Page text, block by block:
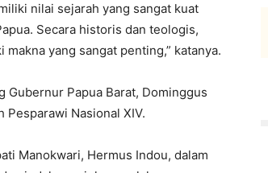
nilai sejarah yang sangat kuat
Secara historis dan teologis,
yang sangat penting,” katanya.
Gubernur Papua Barat, Dominggus
Pesparawi Nasional XIV.
Manokwari, Hermus Indou, dalam